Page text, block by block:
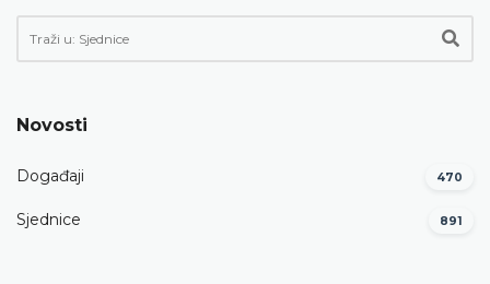
Novosti
Događaji 470
Sjednice 891